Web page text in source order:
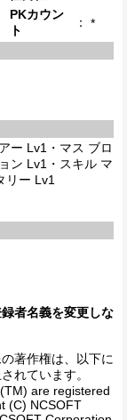
PKカウン
ト
：
*
ー Lv1・マス ブロ
ン Lv1・スキル マ
リー Lv1
者名義を変更しな
著作権は、以下に
れています。
are registered
(C) NCSOFT